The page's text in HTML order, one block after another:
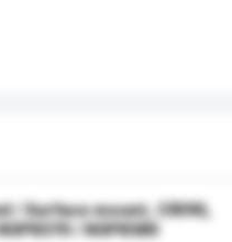
/ Surface mount, CRI90,
/ NSP8380